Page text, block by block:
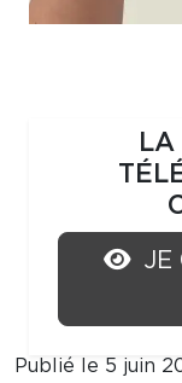
LA
JE
Publié le 5 juin